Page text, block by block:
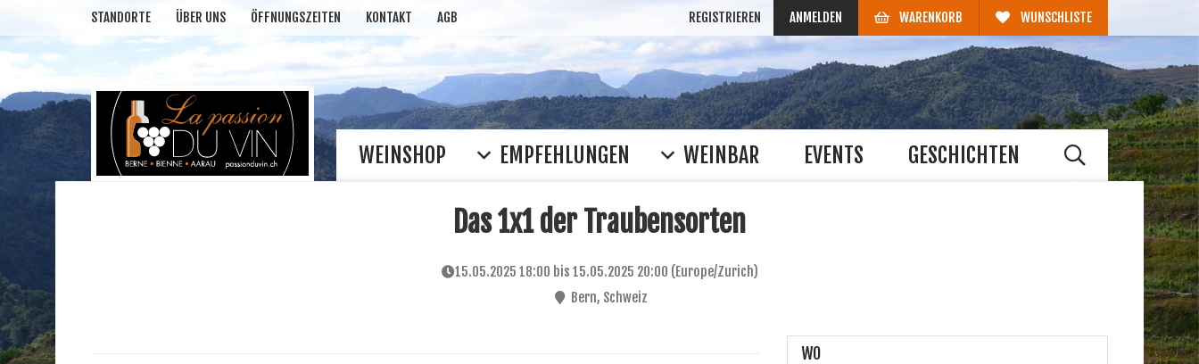
STANDORTE ÜBER UNS ÖFFNUNGSZEITEN KONTAKT AGB REGISTRIEREN ANMELDEN WARENKORB WUNSCHLISTE
WEINSHOP EMPFEHLUNGEN WEINBAR EVENTS GESCHICHTEN
Das 1x1 der Traubensorten
15.05.2025 18:00 bis 15.05.2025 20:00 (Europe/Zurich)
Bern, Schweiz
WO